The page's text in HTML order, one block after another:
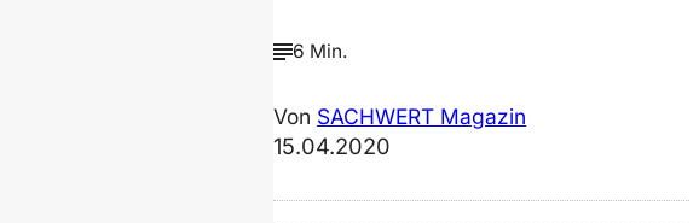
6 Min.
Von SACHWERT Magazin
15.04.2020